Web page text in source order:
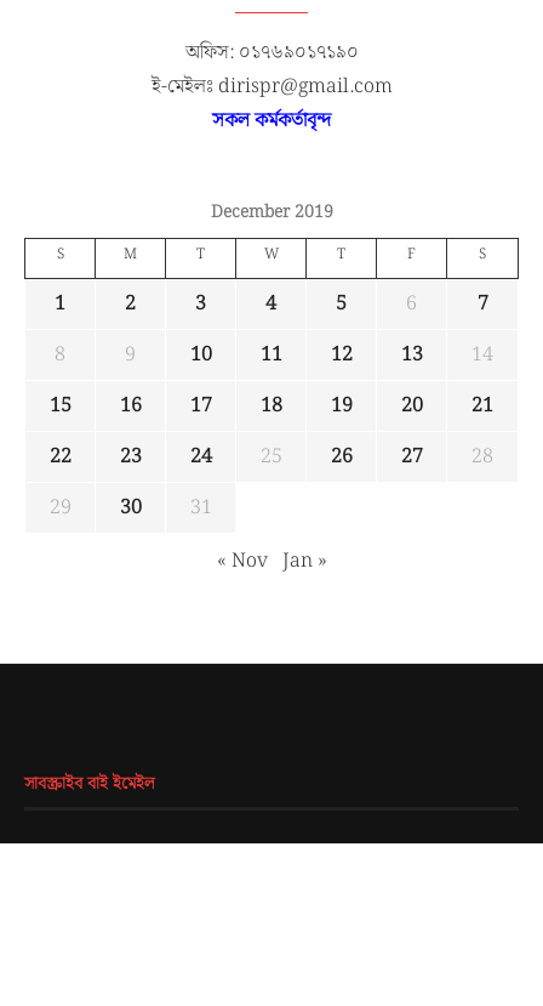
অফিস: ০১৭৬৯০১৭১৯০
ই-মেইলঃ dirispr@gmail.com
সকল কর্মকর্তাবৃন্দ
December 2019
S M T W T F S
1 2 3 4 5 6
7
8
9 10 11 12 13
14
15
16 17 18 19 20
21
22
23 24 25 26 27
28
29
30
31
« Nov Jan »
সাবস্ক্রাইব বাই ইমেইল